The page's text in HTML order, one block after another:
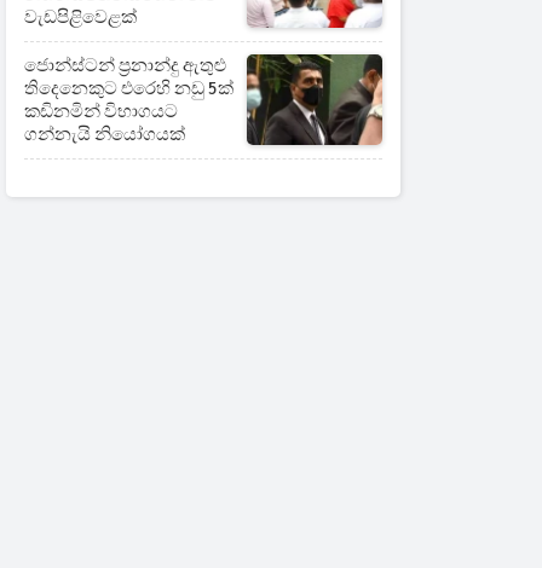
වැඩපිළිවෙළක්
ජොන්ස්ටන් ප්‍රනාන්දු ඇතුළු
තිදෙනෙකුට එරෙහි නඩු 5ක්
කඩිනමින් විභාගයට
ගන්නැයි නියෝගයක්